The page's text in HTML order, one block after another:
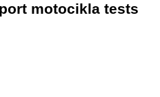
motocikla tests